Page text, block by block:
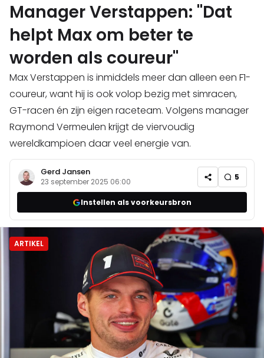
Manager Verstappen: "Dat
helpt Max om beter te
worden als coureur"
Max Verstappen is inmiddels meer dan alleen een F1-
coureur, want hij is ook volop bezig met simracen,
GT-racen én zijn eigen raceteam. Volgens manager
Raymond Vermeulen krijgt de viervoudig
wereldkampioen daar veel energie van.
Gerd Jansen
23 september 2025 06:00 5
Instellen als voorkeursbron
ARTIKEL